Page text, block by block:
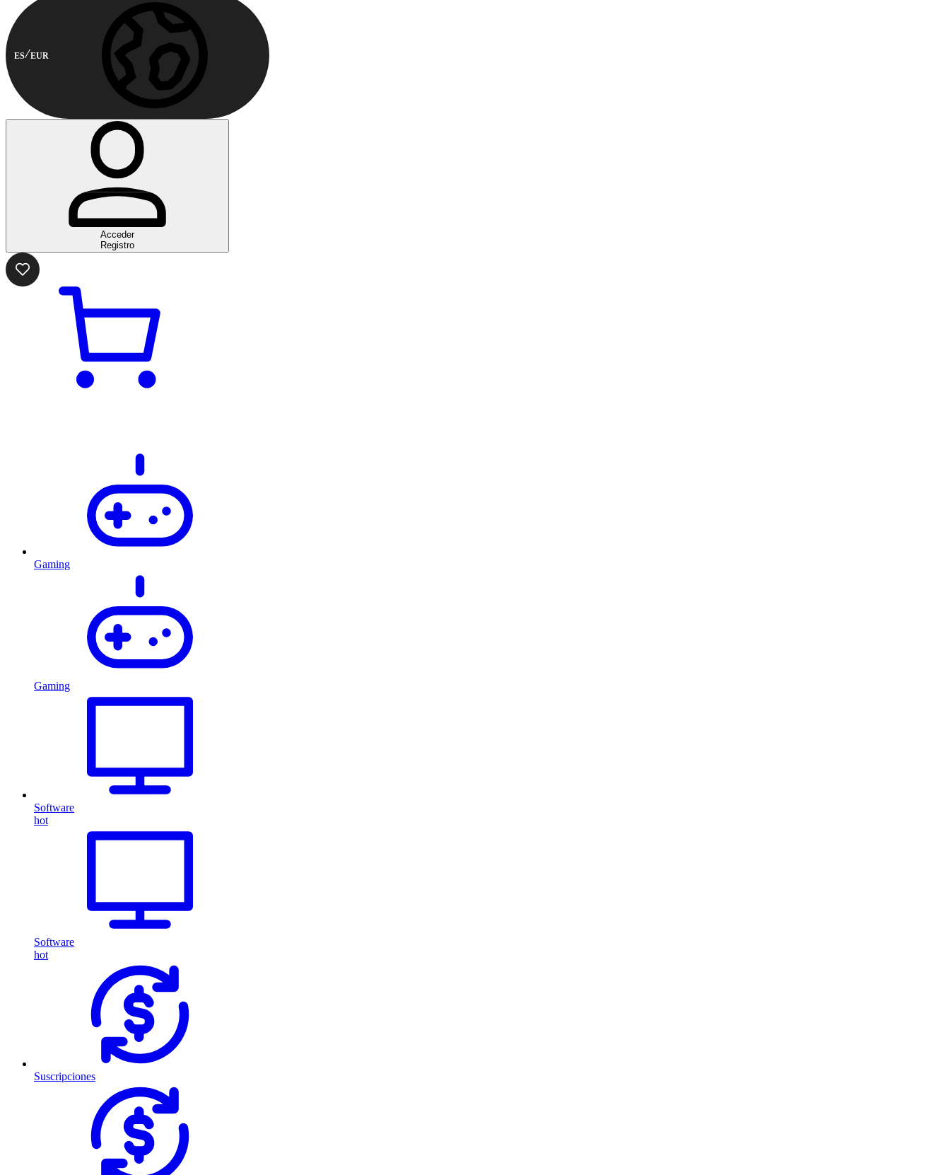
ES EUR
Acceder
Registro
Gaming
Gaming
Software
hot
Software
hot
Suscripciones